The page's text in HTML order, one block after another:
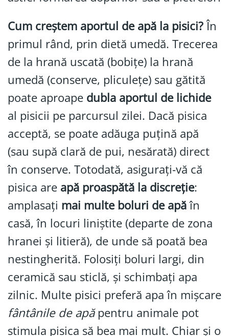
Cum creștem aportul de apă la pisici?În
primul rând, prin dietă umedă. Trecerea
de la hrană uscată (bobițe) la hrană
umedă (conserve, pliculețe) sau gătită
poate aproape dubla aportul de lichide
al pisicii pe parcursul zilei. Dacă pisica
acceptă, se poate adăuga puțină apă
(sau supă clară de pui, nesărată) direct
în conserve. Totodată, asigurați-vă că
pisica are apă proaspătă la discreție:
amplasați mai multe boluri de apăîn
casă, în locuri liniștite (departe de zona
hranei și litieră), de unde să poată bea
nestingherită. Folosiți boluri largi, din
ceramică sau sticlă, și schimbați apa
zilnic. Multe pisici preferă apa în mișcare
fântânile de apăpentru animale pot
stimula pisica să bea mai mult. Chiar și o